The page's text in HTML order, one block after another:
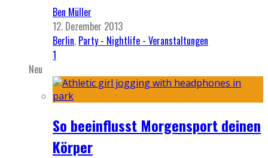
Ben Müller
12. Dezember 2013
Berlin, Party - Nightlife - Veranstaltungen
1
Neu
So beeinflusst Morgensport deinen
Körper